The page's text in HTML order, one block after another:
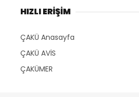
HIZLI ERİŞİM
ÇAKÜ Anasayfa
ÇAKÜ AVİS
ÇAKÜMER